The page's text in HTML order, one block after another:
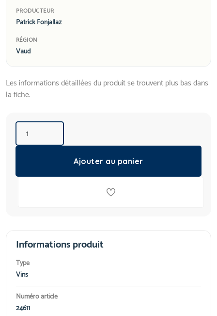
PRODUCTEUR
Patrick Fonjallaz
RÉGION
Vaud
Les informations détaillées du produit se trouvent plus bas dans
la fiche.
Ajouter au panier
Informations produit
Type
Vins
Numéro article
24611